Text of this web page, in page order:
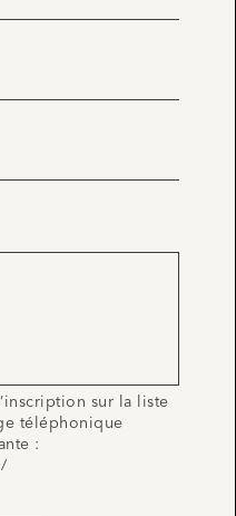
sur la liste
téléphonique
: